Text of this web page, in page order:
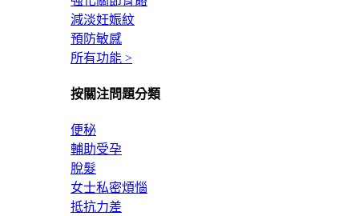
減淡妊娠紋
預防敏感
所有功能 >
按關注問題分類
便秘
輔助受孕
脫髮
女士私密煩惱
抵抗力差